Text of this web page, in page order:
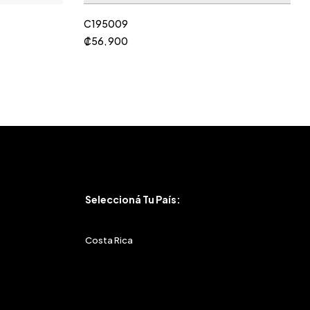
C195009
₡56, 900
Seleccioná Tu País:
Costa Rica